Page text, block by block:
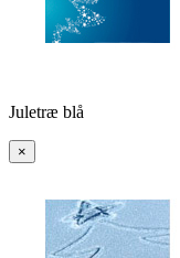
Juletræ blå
×